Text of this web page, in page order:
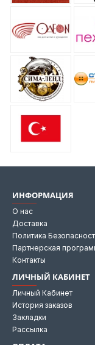
ИНФОРМАЦИЯ
О нас
Доставка
Политика
Партнерская
Контакты
ЛИЧНЫЙ КАБИНЕТ
Личный Кабинет
История заказов
Закладки
Рассылка